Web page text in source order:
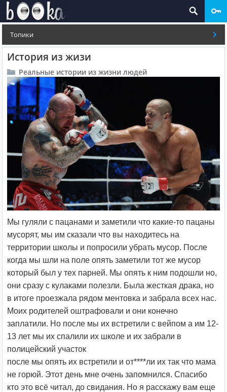
Топики
История из жизи
Реальные истории из жизни людей
Мы гуляли с пацанами и заметили что какие-то пацаны
мусорят, мы им сказали что вы находитесь на
территории школы и попросили убрать мусор. После
когда мы шли на поле опять заметили тот же мусор
который был у тех парней. Мы опять к ним подошли но,
они сразу с кулаками полезли. Была жесткая драка, но
в итоге проезжала рядом ментовка и забрала всех нас.
Моих родителей оштрафовали и они конечно
заплатили. Но после мы их встретили с вейпом а им 12-
13 лет мы их спалили их школе и их забрали в
полицейский участок
после мы опять их встретили и от****ли их так что мама
не горюй. Этот день мне очень запомнился. Спасибо
кто это всё читал, до свидания. Но я расскажу вам еще